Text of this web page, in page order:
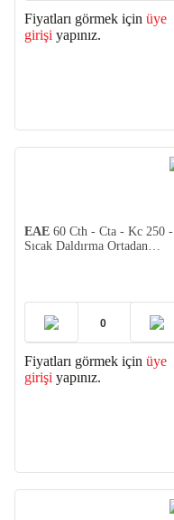
Fiyatları görmek için üye
girişi yapınız.
EAE 60 Cth - Cta - Kc 250 -
Sıcak Daldırma Ortadan
Fiyatları görmek için üye
girişi yapınız.